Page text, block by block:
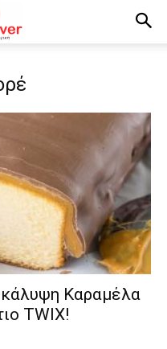
Kαραμέλα
TWIX!